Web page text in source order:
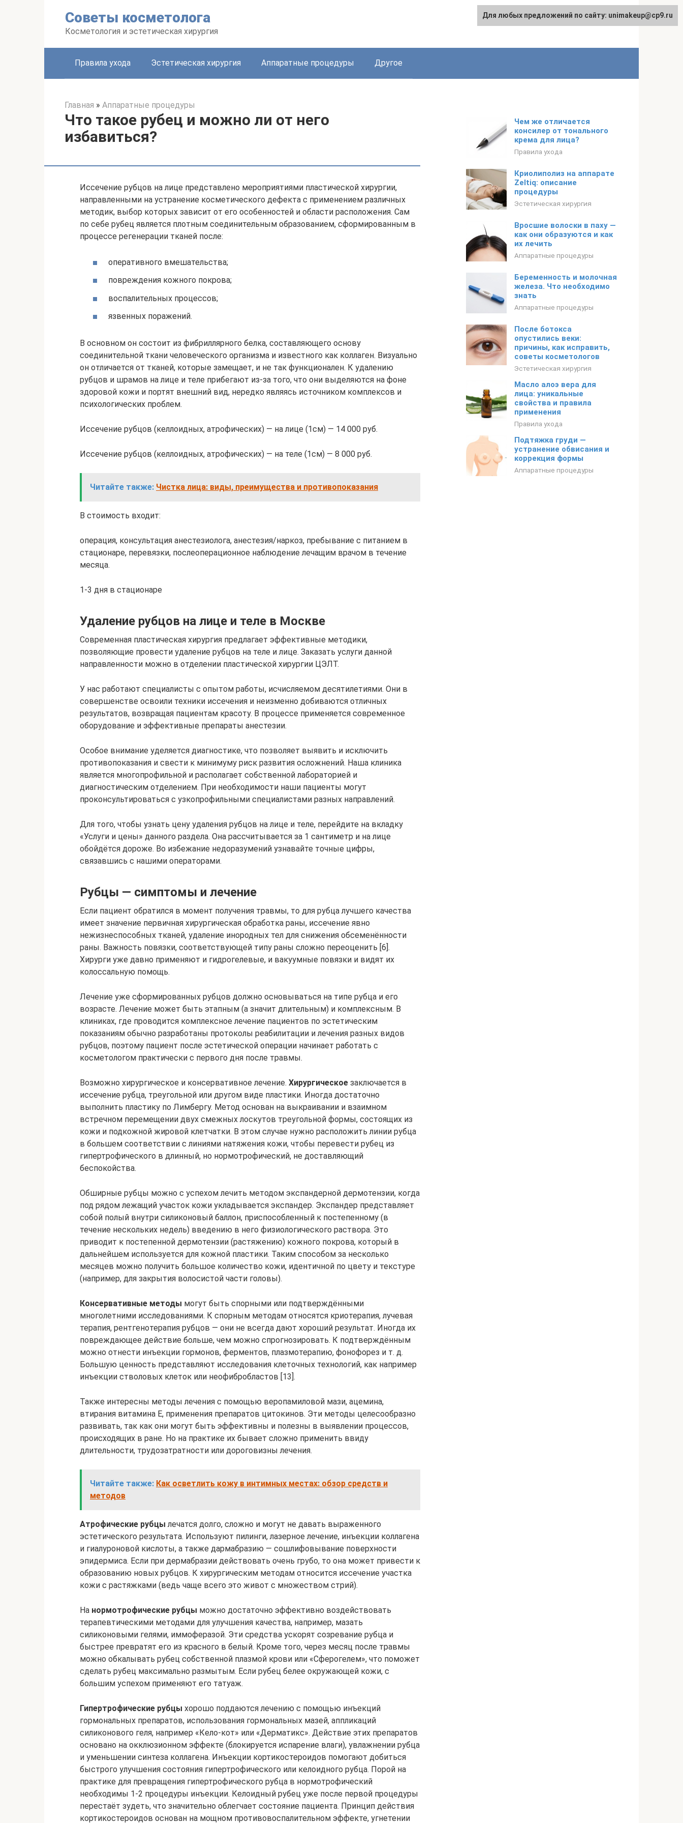
Советы косметолога
Косметология и эстетическая хирургия
Правила ухода Эстетическая хирургия Аппаратные процедуры Другое
Главная » Аппаратные процедуры
Что такое рубец и можно ли от него
избавиться?
Иссечение рубцов на лице представлено мероприятиями пластической хирургии,
направленными на устранение косметического дефекта с применением различных
методик, выбор которых зависит от его особенностей и области расположения. Сам
по себе рубец является плотным соединительным образованием, сформированным в
процессе регенерации тканей после:
оперативного вмешательства;
повреждения кожного покрова;
воспалительных процессов;
язвенных поражений.
В основном он состоит из фибриллярного белка, составляющего основу
соединительной ткани человеческого организма и известного как коллаген. Визуально
он отличается от тканей, которые замещает, и не так функционален. К удалению
рубцов и шрамов на лице и теле прибегают из-за того, что они выделяются на фоне
здоровой кожи и портят внешний вид, нередко являясь источником комплексов и
психологических проблем.
Иссечение рубцов (келлоидных, атрофических) — на лице (1см) — 14 000 руб.
Иссечение рубцов (келлоидных, атрофических) — на теле (1см) — 8 000 руб.
Читайте также: Чистка лица: виды, преимущества и противопоказания
В стоимость входит:
операция, консультация анестезиолога, анестезия/наркоз, пребывание с питанием в
стационаре, перевязки, послеоперационное наблюдение лечащим врачом в течение
месяца.
1-3 дня в стационаре
Удаление рубцов на лице и теле в Москве
Современная пластическая хирургия предлагает эффективные методики,
позволяющие провести удаление рубцов на теле и лице. Заказать услуги данной
направленности можно в отделении пластической хирургии ЦЭЛТ.
У нас работают специалисты с опытом работы, исчисляемом десятилетиями. Они в
совершенстве освоили техники иссечения и неизменно добиваются отличных
результатов, возвращая пациентам красоту. В процессе применяется современное
оборудование и эффективные препараты анестезии.
Особое внимание уделяется диагностике, что позволяет выявить и исключить
противопоказания и свести к минимуму риск развития осложнений. Наша клиника
является многопрофильной и располагает собственной лабораторией и
диагностическим отделением. При необходимости наши пациенты могут
проконсультироваться с узкопрофильными специалистами разных направлений.
Для того, чтобы узнать цену удаления рубцов на лице и теле, перейдите на вкладку
«Услуги и цены» данного раздела. Она рассчитывается за 1 сантиметр и на лице
обойдётся дороже. Во избежание недоразумений узнавайте точные цифры,
связавшись с нашими операторами.
Рубцы — симптомы и лечение
Если пациент обратился в момент получения травмы, то для рубца лучшего качества
имеет значение первичная хирургическая обработка раны, иссечение явно
нежизнеспособных тканей, удаление инородных тел для снижения обсеменённости
раны. Важность повязки, соответствующей типу раны сложно переоценить [6].
Хирурги уже давно применяют и гидрогелевые, и вакуумные повязки и видят их
колоссальную помощь.
Лечение уже сформированных рубцов должно основываться на типе рубца и его
возрасте. Лечение может быть этапным (а значит длительным) и комплексным. В
клиниках, где проводится комплексное лечение пациентов по эстетическим
показаниям обычно разработаны протоколы реабилитации и лечения разных видов
рубцов, поэтому пациент после эстетической операции начинает работать с
косметологом практически с первого дня после травмы.
Возможно хирургическое и консервативное лечение. Хирургическое заключается в
иссечение рубца, треугольной или другом виде пластики. Иногда достаточно
выполнить пластику по Лимбергу. Метод основан на выкраивании и взаимном
встречном перемещении двух смежных лоскутов треугольной формы, состоящих из
кожи и подкожной жировой клетчатки. В этом случае нужно расположить линии рубца
в большем соответствии с линиями натяжения кожи, чтобы перевести рубец из
гипертрофического в длинный, но нормотрофический, не доставляющий
беспокойства.
Обширные рубцы можно с успехом лечить методом экспандерной дермотензии, когда
под рядом лежащий участок кожи укладывается экспандер. Экспандер представляет
собой полый внутри силиконовый баллон, приспособленный к постепенному (в
течение нескольких недель) введению в него физиологического раствора. Это
приводит к постепенной дермотензии (растяжению) кожного покрова, который в
дальнейшем используется для кожной пластики. Таким способом за несколько
месяцев можно получить большое количество кожи, идентичной по цвету и текстуре
(например, для закрытия волосистой части головы).
Консервативные методы могут быть спорными или подтверждёнными
многолетними исследованиями. К спорным методам относятся криотерапия, лучевая
терапия, рентгенотерапия рубцов — они не всегда дают хороший результат. Иногда их
повреждающее действие больше, чем можно спрогнозировать. К подтверждённым
можно отнести инъекции гормонов, ферментов, плазмотерапию, фонофорез и т. д.
Большую ценность представляют исследования клеточных технологий, как например
инъекции стволовых клеток или неофибробластов [13].
Также интересны методы лечения с помощью веропамиловой мази, ацемина,
втирания витамина Е, применения препаратов цитокинов. Эти методы целесообразно
развивать, так как они могут быть эффективны и полезны в выявлении процессов,
происходящих в ране. Но на практике их бывает сложно применить ввиду
длительности, трудозатратности или дороговизны лечения.
Читайте также: Как осветлить кожу в интимных местах: обзор средств и
методов
Атрофические рубцы лечатся долго, сложно и могут не давать выраженного
эстетического результата. Используют пилинги, лазерное лечение, инъекции коллагена
и гиалуроновой кислоты, а также дармабразию — сошлифовывание поверхности
эпидермиса. Если при дермабразии действовать очень грубо, то она может привести к
образованию новых рубцов. К хирургическим методам относится иссечение участка
кожи с растяжками (ведь чаще всего это живот с множеством стрий).
На нормотрофические рубцы можно достаточно эффективно воздействовать
терапевтическими методами для улучшения качества, например, мазать
силиконовыми гелями, иммоферазой. Эти средства ускорят созревание рубца и
быстрее превратят его из красного в белый. Кроме того, через месяц после травмы
можно обкалывать рубец собственной плазмой крови или «Сферогелем», что поможет
сделать рубец максимально размытым. Если рубец белее окружающей кожи, с
большим успехом применяют его татуаж.
Гипертрофические рубцы хорошо поддаются лечению с помощью инъекций
гормональных препаратов, использования гормональных мазей, аппликаций
силиконового геля, например «Кело-кот» или «Дерматикс». Действие этих препаратов
основано на окклюзионном эффекте (блокируется испарение влаги), увлажнении рубца
и уменьшении синтеза коллагена. Инъекции кортикостероидов помогают добиться
быстрого улучшения состояния гипертрофического или келоидного рубца. Порой на
практике для превращения гипертрофического рубца в нормотрофический
необходимы 1-2 процедуры инъекции. Келоидный рубец уже после первой процедуры
перестаёт зудеть, что значительно облегчает состояние пациента. Принцип действия
кортикостероидов основан на мощном противовоспалительном эффекте, угнетении
Чем же отличается
консилер от тонального
крема для лица?
Правила ухода
Криолиполиз на аппарате
Zeltiq: описание
процедуры
Эстетическая хирургия
Вросшие волоски в паху —
как они образуются и как
их лечить
Аппаратные процедуры
Беременность и молочная
железа. Что необходимо
знать
Аппаратные процедуры
После ботокса
опустились веки:
причины, как исправить,
советы косметологов
Эстетическая хирургия
Масло алоэ вера для
лица: уникальные
свойства и правила
применения
Правила ухода
Подтяжка груди —
устранение обвисания и
коррекция формы
Аппаратные процедуры
Для любых предложений по сайту: unimakeup@cp9.ru